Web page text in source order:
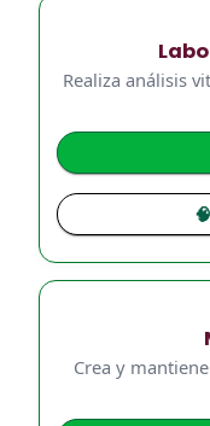
Realiza análisis
Crea y